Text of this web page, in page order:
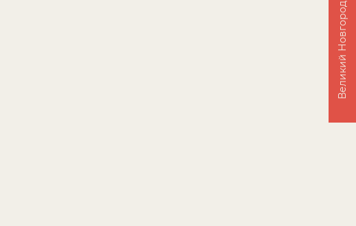
Великий Новгород